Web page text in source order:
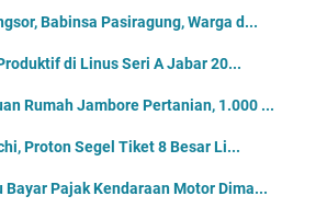
Babinsa Pasiragung, Warga d...
di Linus Seri A Jabar 20...
Rumah Jambore Pertanian, 1.000 ...
Proton Segel Tiket 8 Besar Li...
Pajak Kendaraan Motor Dima...